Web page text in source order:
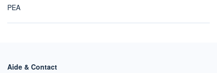
PEA
Aide & Contact